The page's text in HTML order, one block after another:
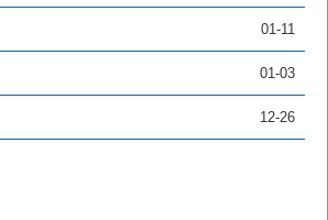
01-11
01-03
12-26